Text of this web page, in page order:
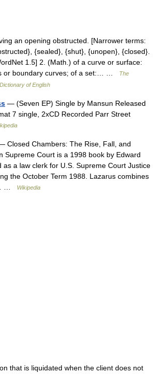
an opening obstructed. [Narrower terms:
{sealed}, {shut}, {unopen}, {closed}.
1.5] 2. (Math.) of a curve or surface:
or boundary curves; of a set:… …
The
of English
— (Seven EP) Single by Mansun Released
7 single, 2xCD Recorded Parr Street
Closed Chambers: The Rise, Fall, and
Supreme Court is a 1998 book by Edward
as a law clerk for U.S. Supreme Court Justice
the October Term 1988. Lazarus combines
…
Wikipedia
that is liquidated when the client does not